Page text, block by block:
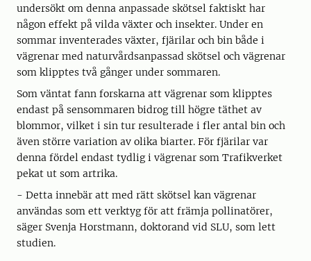
undersökt om denna anpassade skötsel faktiskt har
någon effekt på vilda växter och insekter. Under en
sommar inventerades växter, fjärilar och bin både i
vägrenar med naturvårdsanpassad skötsel och vägrenar
som klipptes två gånger under sommaren.
Som väntat fann forskarna att vägrenar som klipptes
endast på sensommaren bidrog till högre täthet av
blommor, vilket i sin tur resulterade i fler antal bin och
även större variation av olika biarter. För fjärilar var
denna fördel endast tydlig i vägrenar som Trafikverket
pekat ut som artrika.
- Detta innebär att med rätt skötsel kan vägrenar
användas som ett verktyg för att främja pollinatörer,
säger Svenja Horstmann, doktorand vid SLU, som lett
studien.